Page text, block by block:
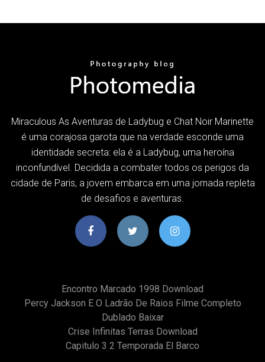
Miraculous As Aventuras de Ladybug e Chat Noir Marinette
é uma corajosa garota que na verdade esconde uma
identidade secreta: ela é a Ladybug, uma heroína
inconfundível. Decidida a combater todos os perigos da
cidade de Paris, a jovem embarca em uma jornada repleta
de desafios e aventuras.
Encontro Marcado 1998 Download
Percy Jackson E O Ladrão De Raios Filme Completo
Dublado Baixar
Crise Infinitas Terras Download
Capitulo 3 2 Temporada El Barco